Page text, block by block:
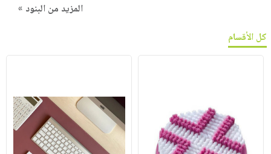
المزيد من البنود »
كل الأقسام